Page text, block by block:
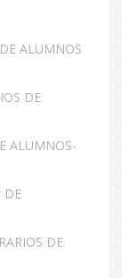
ALUMNOS
DE
ALUMNOS-
DE
DE